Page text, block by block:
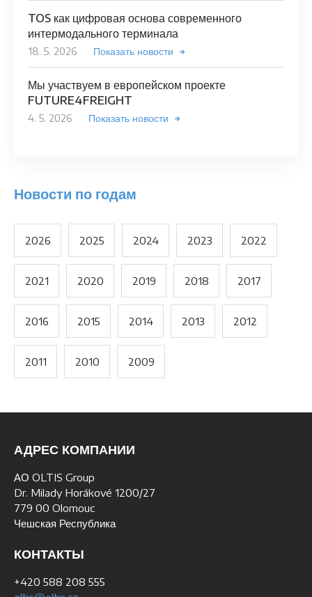
TOS как цифровая основа современного
интермодального терминала
18. 5. 2026 Показать новости
Мы участвуем в европейском проекте
FUTURE4FREIGHT
4. 5. 2026 Показать новости
Новости по годам
2026 2025 2024 2023 2022
2021 2020 2019 2018 2017
2016 2015 2014 2013 2012
2011 2010 2009
АДРЕС КОМПАНИИ
АО OLTIS Group
Dr. Milady Horákové 1200/27
779 00 Olomouc
Чешская Республика
КОНТАКТЫ
+420 588 208 555